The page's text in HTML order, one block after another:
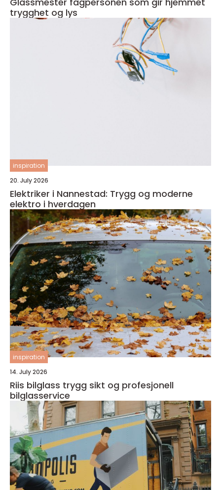
trygghet og lys
inspiration
20. July 2026
Elektriker i Nannestad: Trygg og moderne
elektro i hverdagen
inspiration
14. July 2026
Riis bilglass trygg sikt og profesjonell
bilglasservice